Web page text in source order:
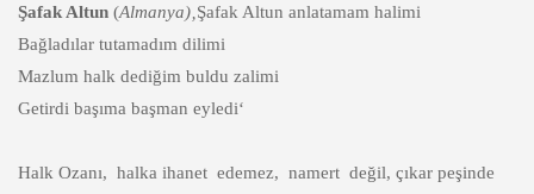
Şafak Altun (Almanya)‚ Şafak Altun anlatamam halimi
Bağladılar tutamadım dilimi
Mazlum halk dediğim buldu zalimi
Getirdi başıma başman eyledi‘
Halk Ozanı, halka ihanet edemez, namert değil, çıkar peşinde